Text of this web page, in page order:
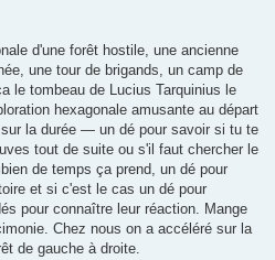
d'une forêt hostile, une ancienne
une tour de brigands, un camp de
le tombeau de Lucius Tarquinius le
hexagonale amusante au départ
la durée — un dé pour savoir si tu te
tout de suite ou s'il faut chercher le
de temps ça prend, un dé pour
et si c'est le cas un dé pour
pour connaître leur réaction. Mange
Chez nous on a accéléré sur la
de gauche à droite.